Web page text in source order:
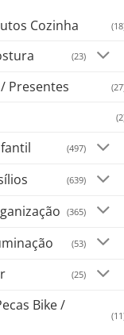
Cozinha
(23)
Presentes
(497)
(639)
(365)
(53)
(25)
Bike /